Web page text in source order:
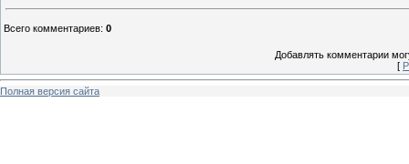
Всего комментариев: 0
Добавлять комментарии
[
Полная версия сайта